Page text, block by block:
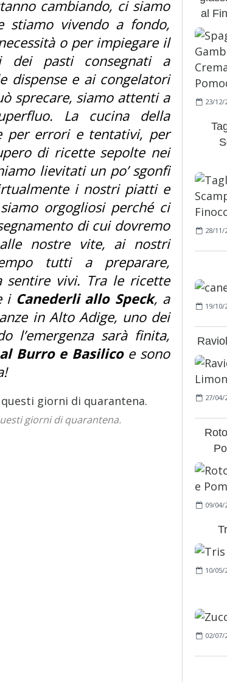
cambiando, ci siamo
stiamo vivendo a fondo,
o per impiegare il
dei pasti consegnati a
dispense e ai congelatori
sprecare, siamo attenti a
La cucina della
per errori e tentativi, per
di ricette sepolte nei
lievitati un po’ sgonfi
i nostri piatti e
orgogliosi perché ci
di cui dovremo
nostre vite, ai nostri
tutti a preparare,
sentire vivi. Tra le ricette
i Canederli allo Speck, a
in Alto Adige, uno dei
l’emergenza sarà finita,
Burro e Basilicoe sono
giorni di quarantena.
al
23/12/
28/11/
19/10/
27/04/
09/04/
10/05/
02/07/